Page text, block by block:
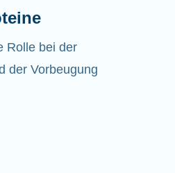
Rolle bei der
der Vorbeugung